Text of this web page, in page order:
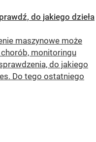
do jakiego dzieła
maszynowe może
monitoringu
do jakiego
Do tego ostatniego